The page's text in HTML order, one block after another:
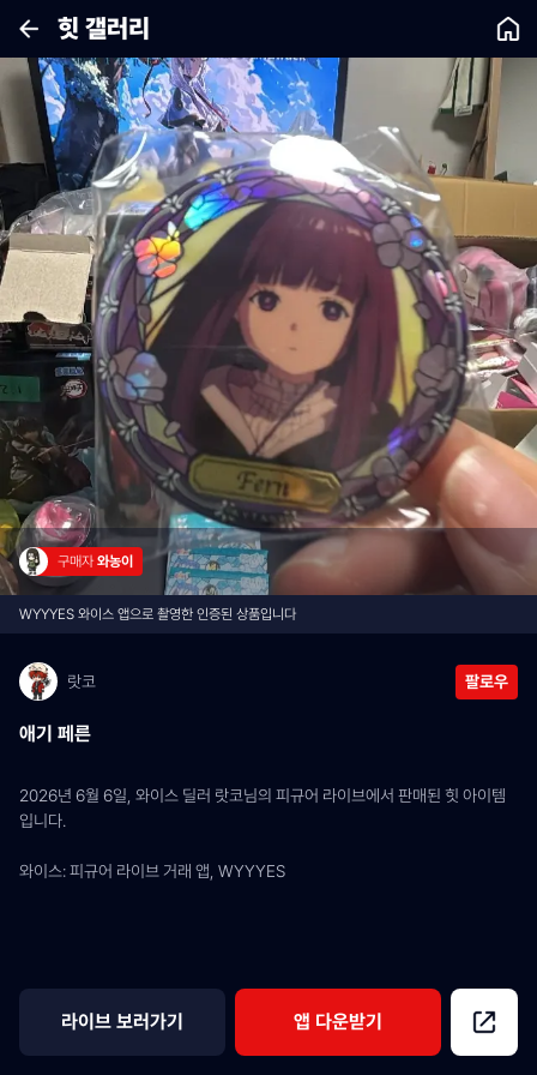
힛 갤러리
구매자 와농이
WYYYES 와이스 앱으로 촬영한 인증된 상품입니다
랏코 팔로우
애기 페른
2026년 6월 6일, 와이스 딜러 랏코님의 피규어 라이브에서 판매된 힛 아이템
입니다.
와이스: 피규어 라이브 거래 앱, WYYYES
라이브 보러가기 앱 다운받기